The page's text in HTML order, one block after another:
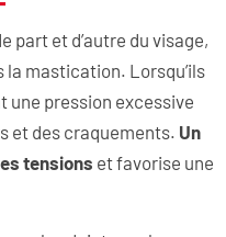
part et d’autre du visage,
mastication. Lorsqu’ils
une pression excessive
et des craquements. Un
tensions et favorise une